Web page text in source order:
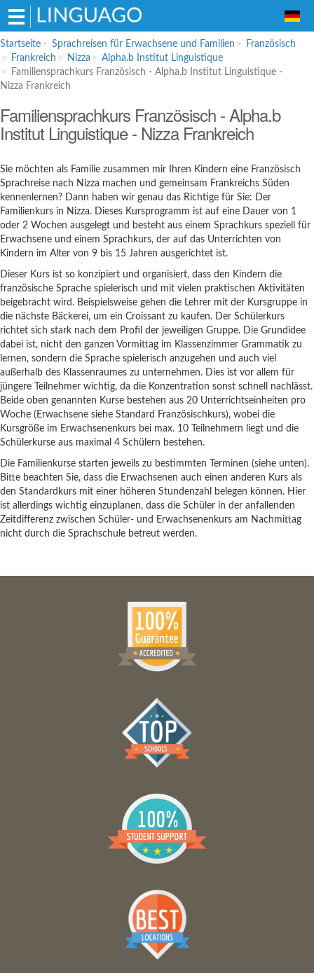
Hauptmenü
Sprachreisen für Erwachsene und
Familien
Französisch
Italienisch
Sprachschulen für Schüler
Englisch
Italienisch
Startseite Sprachreisen für Erwachsene und Familien
Französisch
Frankreich
Nizza
Alpha.b Institut Linguistique
Familiensprachkurs Französisch - Alpha.b Institut Linguistique -
Nizza Frankreich
Familiensprachkurs Französisch - Alpha.b
Institut Linguistique - Nizza Frankreich
Sie möchten als Familie zusammen mir Ihren Kindern eine Französisch
Sprachreise nach Nizza machen und gemeinsam Frankreichs Süden
kennenlernen? Dann haben wir genau das Richtige für Sie: Der
Familienkurs in Nizza. Dieses Kursprogramm ist auf eine Dauer von 1
oder 2 Wochen ausgelegt und besteht aus einem Sprachkurs speziell für
Erwachsene und einem Sprachkurs, der auf das Unterrichten von
Kindern im Alter von 9 bis 15 Jahren ausgerichtet ist.
Dieser Kurs ist so konzipiert und organisiert, dass den Kindern die
französische Sprache spielerisch und mit vielen praktischen Aktivitäten
beigebracht wird. Beispielsweise gehen die Lehrer mit der Kursgruppe in
die nächste Bäckerei, um ein Croissant zu kaufen. Der Schülerkurs
richtet sich stark nach dem Profil der jeweiligen Gruppe. Die Grundidee
dabei ist, nicht den ganzen Vormittag im Klassenzimmer Grammatik zu
lernen, sondern die Sprache spielerisch anzugehen und auch viel
außerhalb des Klassenraumes zu unternehmen. Dies ist vor allem für
jüngere Teilnehmer wichtig, da die Konzentration sonst schnell nachlässt.
Beide oben genannten Kurse bestehen aus 20 Unterrichtseinheiten pro
Woche (Erwachsene siehe Standard Französischkurs), wobei die
Kursgröße im Erwachsenenkurs bei max. 10 Teilnehmern liegt und die
Schülerkurse aus maximal 4 Schülern bestehen.
Die Familienkurse starten jeweils zu bestimmten Terminen (siehe unten).
Bitte beachten Sie, dass die Erwachsenen auch einen anderen Kurs als
den Standardkurs mit einer höheren Stundenzahl belegen können. Hier
ist allerdings wichtig einzuplanen, dass die Schüler in der anfallenden
Zeitdifferenz zwischen Schüler- und Erwachsenenkurs am Nachmittag
nicht durch die Sprachschule betreut werden.